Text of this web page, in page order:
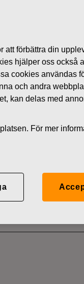
FISKARS OYJ ABP:S
att förbättra din
hjälper oss också
cookies användas
och andra
kan delas med
För mer